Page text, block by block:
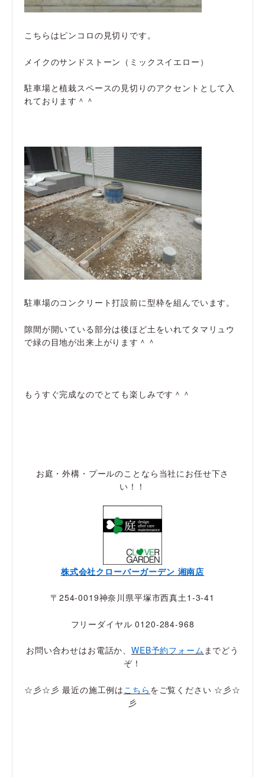
こちらはピンコロの見切りです。
メイクのサンドストーン（ミックスイエロー）
駐車場と植栽スペースの見切りのアクセントとして入
れております＾＾
駐車場のコンクリート打設前に型枠を組んでいます。
隙間が開いている部分は後ほど土をいれてタマリュウ
で緑の目地が出来上がります＾＾
もうすぐ完成なのでとても楽しみです＾＾
お庭・外構・プールのことなら当社にお任せ下さ
い！！
株式会社クローバーガーデン 湘南店
〒254-0019神奈川県平塚市西真土1-3-41
フリーダイヤル 0120-284-968
お問い合わせはお電話か、WEB予約フォーム までどう
ぞ！
☆彡☆彡 最近の施工例は こちら をご覧ください ☆彡☆
彡